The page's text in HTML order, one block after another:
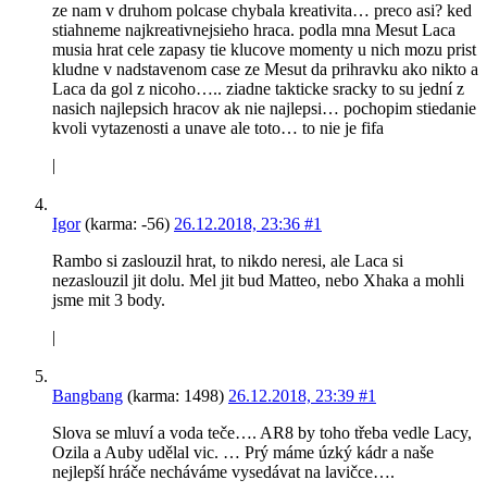
ze nam v druhom polcase chybala kreativita… preco asi? ked
stiahneme najkreativnejsieho hraca. podla mna Mesut Laca
musia hrat cele zapasy tie klucove momenty u nich mozu prist
kludne v nadstavenom case ze Mesut da prihravku ako nikto a
Laca da gol z nicoho….. ziadne takticke sracky to su jední z
nasich najlepsich hracov ak nie najlepsi… pochopim stiedanie
kvoli vytazenosti a unave ale toto… to nie je fifa
|
Igor(karma: -56) 26.12.2018, 23:36 #1
Rambo si zaslouzil hrat, to nikdo neresi, ale Laca si
nezaslouzil jit dolu. Mel jit bud Matteo, nebo Xhaka a mohli
jsme mit 3 body.
|
Bangbang (karma: 1498) 26.12.2018, 23:39 #1
Slova se mluví a voda teče…. AR8 by toho třeba vedle Lacy,
Ozila a Auby udělal vic. … Prý máme úzký kádr a naše
nejlepší hráče necháváme vysedávat na lavičce….